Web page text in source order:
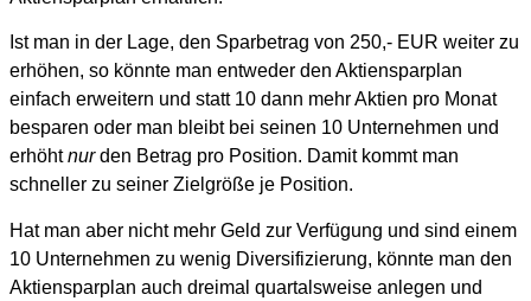
Ist man in der Lage, den Sparbetrag von 250,- EUR weiter zu
erhöhen, so könnte man entweder den Aktiensparplan
einfach erweitern und statt 10 dann mehr Aktien pro Monat
besparen oder man bleibt bei seinen 10 Unternehmen und
erhöhtnurden Betrag pro Position. Damit kommt man
schneller zu seiner Zielgröße je Position.
Hat man aber nicht mehr Geld zur Verfügung und sind einem
10 Unternehmen zu wenig Diversifizierung, könnte man den
Aktiensparplan auch dreimal quartalsweise anlegen und